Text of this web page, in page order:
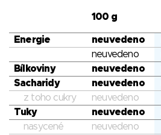
100 g
Energie neuvedeno
neuvedeno
Bílkoviny
neuvedeno
Sacharidy
neuvedeno
z toho cukry
neuvedeno
Tuky
neuvedeno
nasycené
neuvedeno